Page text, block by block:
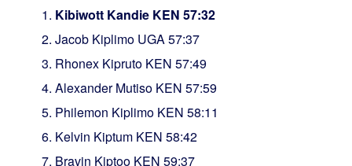
Kibiwott Kandie KEN 57:32
Jacob Kiplimo UGA 57:37
Rhonex Kipruto KEN 57:49
Alexander Mutiso KEN 57:59
Philemon Kiplimo KEN 58:11
Kelvin Kiptum KEN 58:42
Bravin Kiptoo KEN 59:37